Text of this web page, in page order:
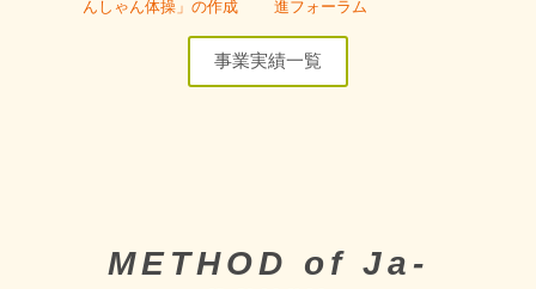
んしゃん体操」の作成 進フォーラム
事業実績一覧
METHOD of Ja-